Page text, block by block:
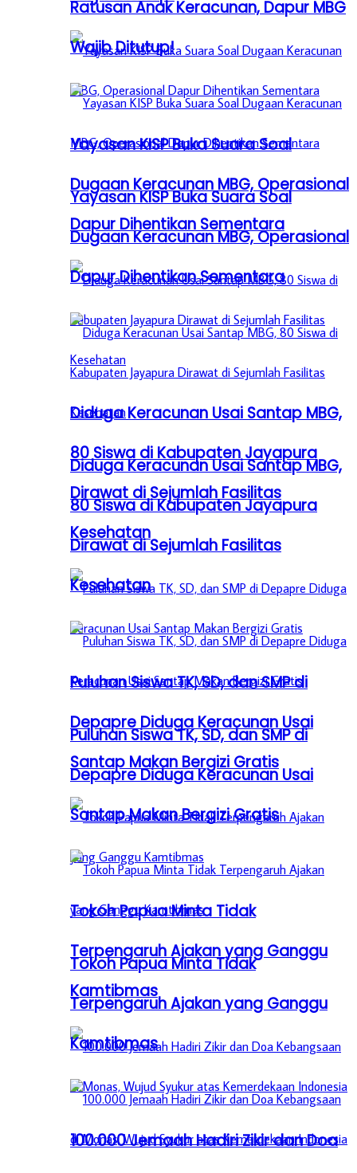
Yayasan KISP Buka Suara Soal
Dugaan Keracunan MBG, Operasional
Dapur Dihentikan Sementara
Diduga Keracunan Usai Santap MBG,
80 Siswa di Kabupaten Jayapura
Dirawat di Sejumlah Fasilitas
Kesehatan
Puluhan Siswa TK, SD, dan SMP di
Depapre Diduga Keracunan Usai
Santap Makan Bergizi Gratis
Tokoh Papua Minta Tidak
Terpengaruh Ajakan yang Ganggu
Kamtibmas
100.000 Jemaah Hadiri Zikir dan Doa
Ratusan Anak Keracunan, Dapur MBG
Wajib Ditutup!
Yayasan KISP Buka Suara Soal
Dugaan Keracunan MBG, Operasional
Dapur Dihentikan Sementara
Diduga Keracunan Usai Santap MBG,
80 Siswa di Kabupaten Jayapura
Dirawat di Sejumlah Fasilitas
Kesehatan
Puluhan Siswa TK, SD, dan SMP di
Depapre Diduga Keracunan Usai
Santap Makan Bergizi Gratis
Tokoh Papua Minta Tidak
Terpengaruh Ajakan yang Ganggu
Kamtibmas